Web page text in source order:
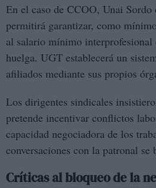
En el caso de CCOO, Unai
permitirá garantizar, como
al salario mínimo interprofesional
huelga. UGT establecerá un
afiliados mediante sus propios
Los dirigentes sindicales
pretende incentivar conflictos
capacidad negociadora de los
conversaciones con la patronal se
Críticas al bloqueo de la